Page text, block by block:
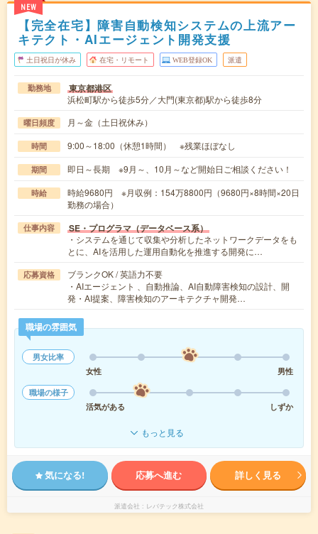
NEW
【完全在宅】障害自動検知システムの上流アー
キテクト・AIエージェント開発支援
土日祝日が休み 在宅・リモート WEB登録OK 派遣
勤務地 東京都港区
浜松町駅から徒歩5分／大門(東京都)駅から徒歩8分
曜日頻度 月～金（土日祝休み）
時間 9:00～18:00（休憩1時間） ※残業ほぼなし
期間 即日～長期 ※9月～、10月～など開始日ご相談ください！
時給
時給9680円 ※月収例：154万8800円（9680円×8時間×20日
勤務の場合）
仕事内容 SE・プログラマ（データベース系）
・システムを通じて収集や分析したネットワークデータをも
とに、AIを活用した運用自動化を推進する開発に…
応募資格
ブランクOK / 英語力不要
・AIエージェント 、自動推論、AI自動障害検知の設計、開
発・AI提案、障害検知のアーキテクチャ開発…
職場の雰囲気
男女比率
女性
男性
職場の様子
活気がある
しずか
もっと見る
気になる! 応募へ進む 詳しく見る
派遣会社 レバテック株式会社